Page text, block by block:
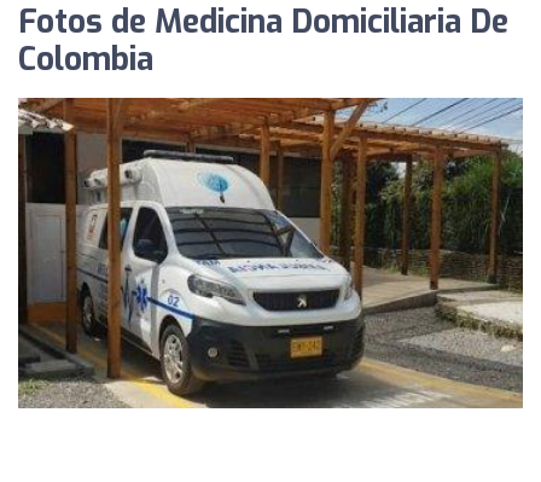
Fotos de Medicina Domiciliaria De
Colombia